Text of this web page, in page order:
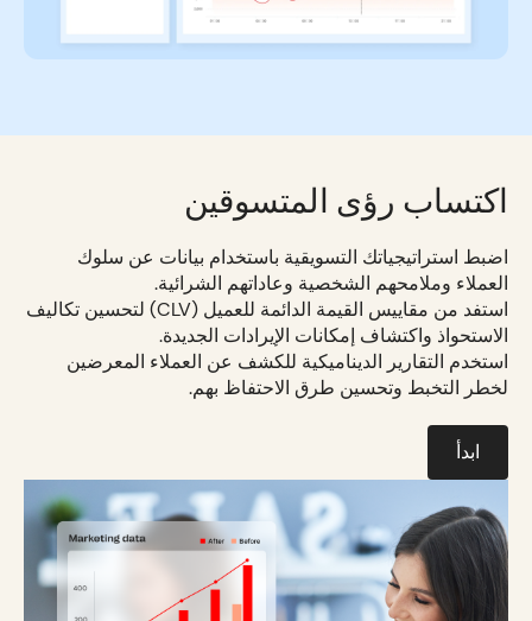
اكتساب رؤى المتسوقين
اضبط استراتيجياتك التسويقية باستخدام بيانات عن سلوك
العملاء وملامحهم الشخصية وعاداتهم الشرائية.
استفد من مقاييس القيمة الدائمة للعميل (CLV) لتحسين تكاليف
الاستحواذ واكتشاف إمكانات الإيرادات الجديدة.
استخدم التقارير الديناميكية للكشف عن العملاء المعرضين
لخطر التخبط وتحسين طرق الاحتفاظ بهم.
ابدأ